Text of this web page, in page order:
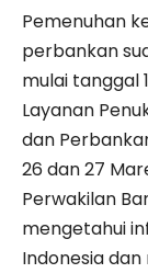
Pemenuhan
perbankan
mulai tanggal
Layanan
dan
26 dan 27
Perwakilan
mengetahui
Indonesia